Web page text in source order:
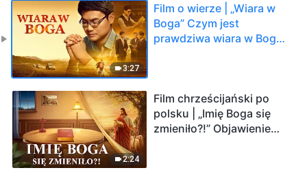
3:27
Film o wierze | „Wiara w
Boga” Czym jest
prawdziwa wiara w Boga?
2:24
Film chrześcijański po
polsku | „Imię Boga się
zmieniło?!” Objawienie